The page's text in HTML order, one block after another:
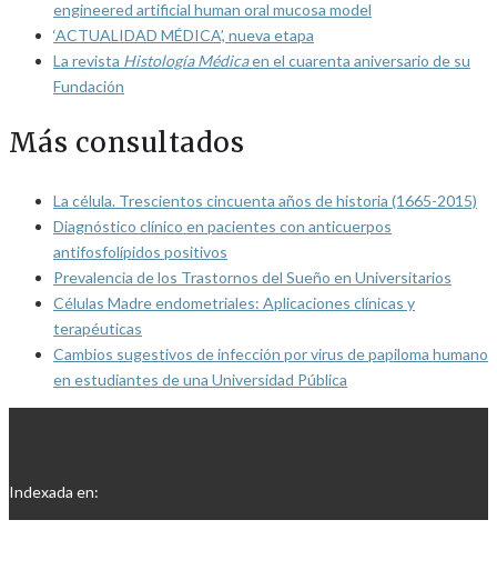
engineered artificial human oral mucosa model
‘ACTUALIDAD MÉDICA’, nueva etapa
La revista Histología Médicaen el cuarenta aniversario de su
Fundación
Más consultados
La célula. Trescientos cincuenta años de historia (1665-2015)
Diagnóstico clínico en pacientes con anticuerpos
antifosfolípidos positivos
Prevalencia de los Trastornos del Sueño en Universitarios
Células Madre endometriales: Aplicaciones clínicas y
terapéuticas
Cambios sugestivos de infección por virus de papiloma humano
en estudiantes de una Universidad Pública
Indexada en: